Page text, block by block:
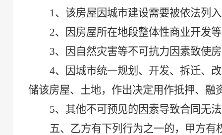
1、该房屋因城市建设需要被依法列
2、因房屋所在地段整体性商业开发
3、因自然灾害等不可抗力因素致使
4、因城市统一规划、开发、拆迁、
储该房屋、土地，作出决定用作抵押、融
5、其他不可预见的因素导致合同无
五、乙方有下列行为之一的，甲方